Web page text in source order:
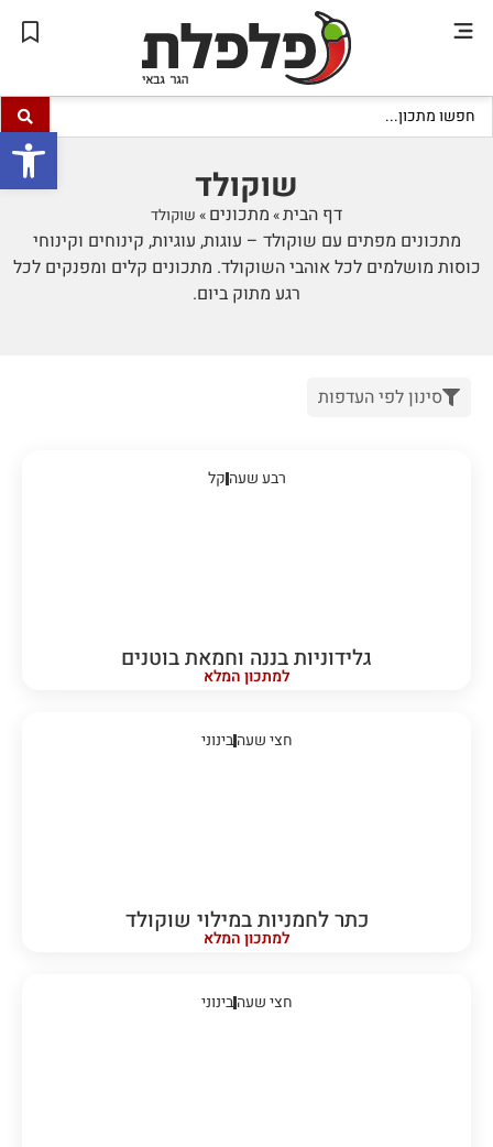
פתח
שוקולד
דף הבית» מתכונים » שוקולד
מתכונים מפתים עם שוקולד – עוגות, עוגיות, קינוחים וקינוחי
כוסות מושלמים לכל אוהבי השוקולד. מתכונים קלים ומפנקים לכל
רגע מתוק ביום.
סינון לפי העדפות
רבע שעהקל
גלידוניות בננה וחמאת בוטנים
למתכון המלא
חצי שעהבינוני
כתר לחמניות במילוי שוקולד
למתכון המלא
חצי שעהבינוני